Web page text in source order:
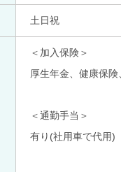
土日祝
＜加入保険＞
厚生年金、健康保険
＜通勤手当＞
有り(社用車で代用)